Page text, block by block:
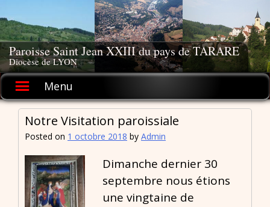
to
content
Paroisse Saint Jean XXIII du pays de TARARE
Diocèse de LYON
Menu
Notre Visitation paroissiale
Posted on 1 octobre 2018 by Admin
Dimanche dernier 30
septembre nous étions
une vingtaine de